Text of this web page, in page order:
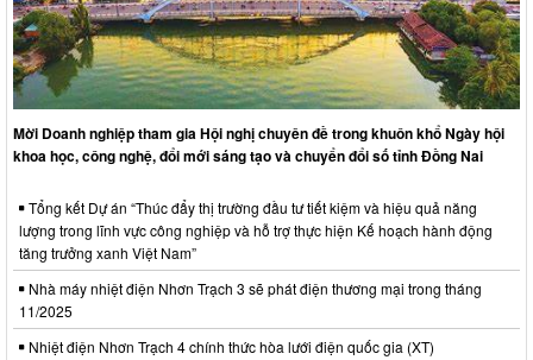
Mời Doanh nghiệp tham gia Hội nghị chuyên đề trong khuôn khổ Ngày hội
khoa học, công nghệ, đổi mới sáng tạo và chuyển đổi số tỉnh Đồng Nai
Tổng kết Dự án “Thúc đẩy thị trường đầu tư tiết kiệm và hiệu quả năng
lượng trong lĩnh vực công nghiệp và hỗ trợ thực hiện Kế hoạch hành động
tăng trưởng xanh Việt Nam”
Nhà máy nhiệt điện Nhơn Trạch 3 sẽ phát điện thương mại trong tháng
11/2025
Nhiệt điện Nhơn Trạch 4 chính thức hòa lưới điện quốc gia (XT)